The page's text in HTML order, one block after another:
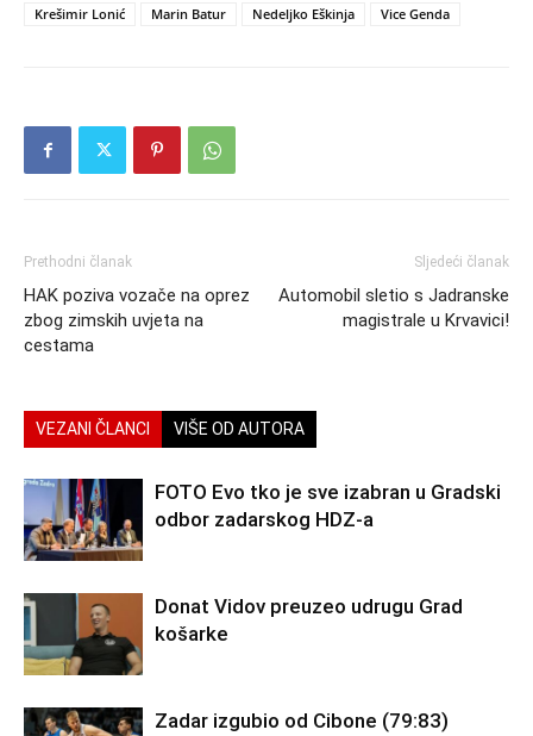
Krešimir Lonić
Marin Batur Nedeljko Eškinja Vice Genda
Prethodni članak
HAK poziva vozače na oprez
zbog zimskih uvjeta na
cestama
Sljedeći članak
Automobil sletio s Jadranske
magistrale u Krvavici!
VEZANI ČLANCI VIŠE OD AUTORA
FOTO Evo tko je sve izabran u Gradski
odbor zadarskog HDZ-a
Donat Vidov preuzeo udrugu Grad
košarke
Zadar izgubio od Cibone (79:83)